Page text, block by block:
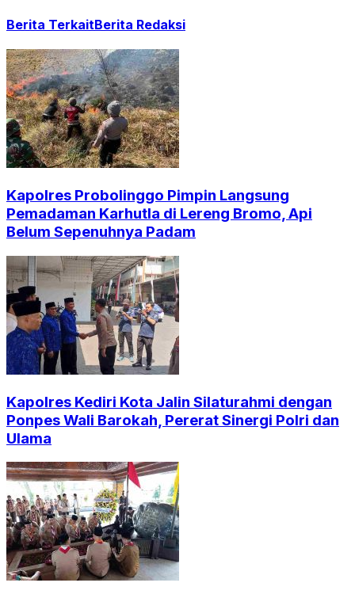
Berita TerkaitBerita Redaksi
Kapolres Probolinggo Pimpin Langsung
Pemadaman Karhutla di Lereng Bromo, Api
Belum Sepenuhnya Padam
Kapolres Kediri Kota Jalin Silaturahmi dengan
Ponpes Wali Barokah, Pererat Sinergi Polri dan
Ulama